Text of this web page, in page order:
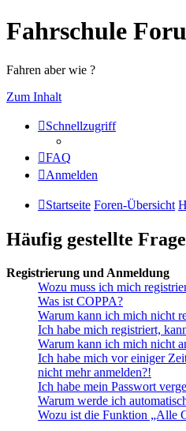
Fahrschule
Fahren aber wie ?
Zum Inhalt
Schnellzugriff
FAQ
Anmelden
Startseite Foren-Übersicht
Häufig gestellte
Registrierung und Anmeldung
Wozu muss ich mich
Was ist COPPA?
Warum kann ich mich nicht
Ich habe mich registriert,
Warum kann ich mich nicht
Ich habe mich vor einiger
nicht mehr anmelden?!
Ich habe mein Passwort
Warum werde ich
Wozu ist die Funktion „Alle